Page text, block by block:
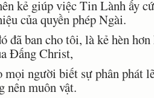
kẻ giúp việc Tin Lành ấy
của quyền phép Ngài.
đã ban cho tôi, là kẻ hèn
Ðấng Christ,
mọi người biết sự phân
nên muôn vật.